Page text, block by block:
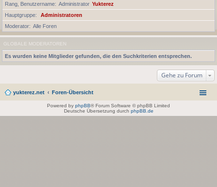
Rang, Benutzername Administrator Yukterez
Hauptgruppe
Administratoren
Moderator
Alle Foren
GLOBALE MODERATOREN
Es wurden keine Mitglieder gefunden, die den Suchkriterien entsprechen.
Gehe zu Forum
yukterez.net Foren-Übersicht
Powered by phpBB® Forum Software © phpBB Limited
Deutsche Übersetzung durch phpBB.de